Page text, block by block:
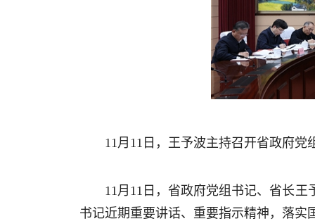
11月11日，王予波主持召开省政府党
11月11日，省政府党组书记、省长王
书记近期重要讲话、重要指示精神，落